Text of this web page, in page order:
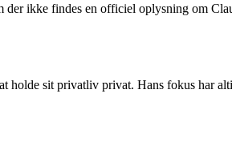
ikke findes en officiel oplysning om
sit privatliv privat. Hans fokus har